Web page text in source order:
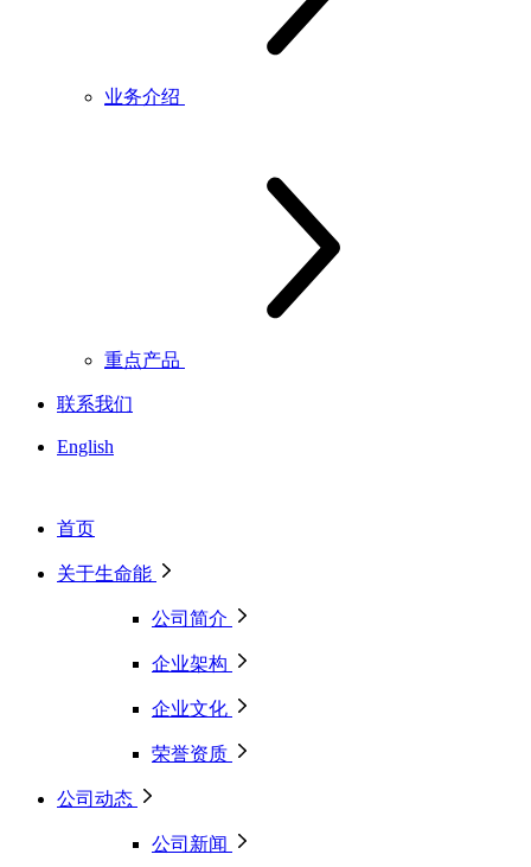
业务介绍
重点产品
联系我们
English
首页
关于生命能
公司简介
企业架构
企业文化
荣誉资质
公司动态
公司新闻